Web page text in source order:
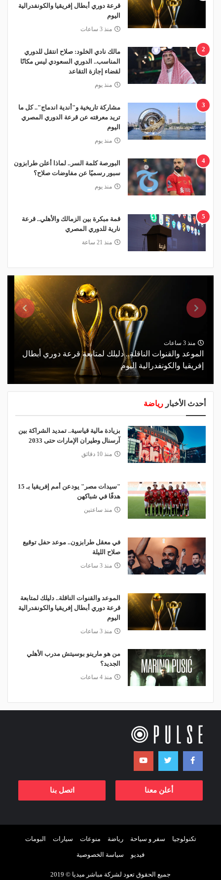
قرعة دوري أبطال إفريقيا والكونفدرالية
اليوم
منذ 3 ساعات
2
مالك نادي الخلود: صلاح انتقل للدوري
المناسب.. الدوري السعودي ليس مكانًا
لقضاء إجازة التقاعد
منذ يوم
3
مشاركة تاريخية و"أندية اندماج".. كل ما
تريد معرفته عن قرعة الدوري المصري
اليوم
منذ يوم
4
البورصة كلمة السر.. لماذا أعلن طرابزون
سبور رسميًا عن مفاوضات صلاح؟
منذ يوم
5
قمة مبكرة بين الزمالك والأهلي.. قرعة
نارية للدوري المصري
منذ 21 ساعة
منذ 3 ساعات
الموعد والقنوات الناقلة.. دليلك لمتابعة قرعة دوري أبطال
إفريقيا والكونفدرالية اليوم
أحدث الأخبار رياضة
بزيادة مالية قياسية.. تمديد الشراكة بين
آرسنال وطيران الإمارات حتى 2033
منذ 10 دقائق
"سيدات مصر" يودعن أمم إفريقيا بـ 15
هدفًا في شباكهن
منذ ساعتين
في معقل طرابزون.. موعد حفل توقيع
صلاح الليلة
منذ 3 ساعات
الموعد والقنوات الناقلة.. دليلك لمتابعة
قرعة دوري أبطال إفريقيا والكونفدرالية
اليوم
منذ 3 ساعات
من هو مارينو بوسيتش مدرب الأهلي
الجديد؟
منذ 4 ساعات
أعلن معنا اتصل بنا
تكنولوجيا سفر و سياحة رياضة منوعات سيارات البومات
فيديو سياسة الخصوصية
جميع الحقوق تعود لشركة مباشر ميديا © 2019